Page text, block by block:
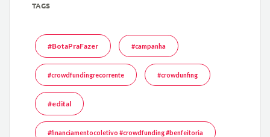
TAGS
#BotaPraFazer #campanha
#crowdfundingrecorrente #crowdunfing
#edital
#financiamentocoletivo #crowdfunding #benfeitoria